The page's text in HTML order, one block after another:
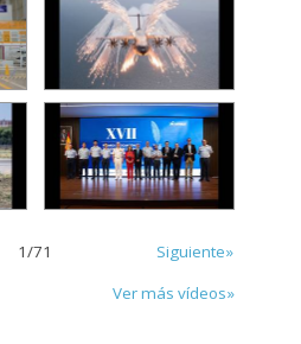
1/71
Siguiente»
Ver más vídeos»